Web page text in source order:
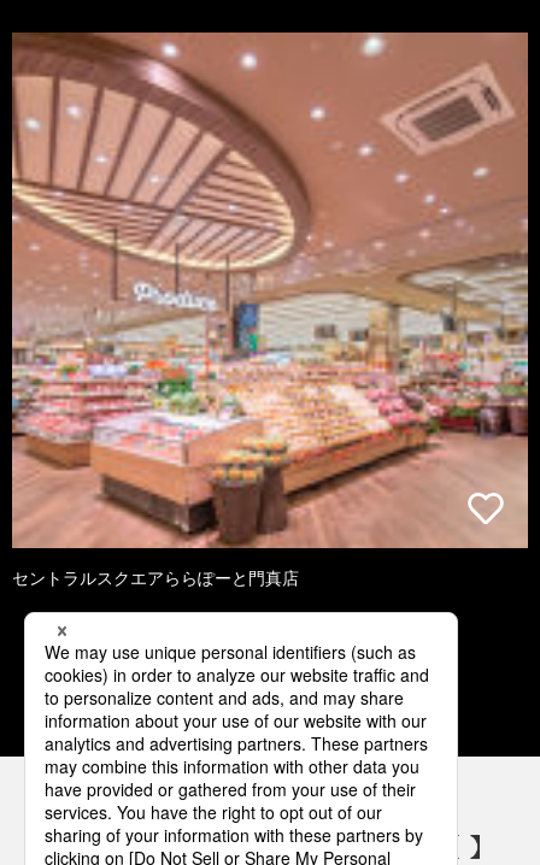
セントラルスクエアららぽーと門真店
1 2 3 4 5
パナソニックの電気設備 SNSアカウント